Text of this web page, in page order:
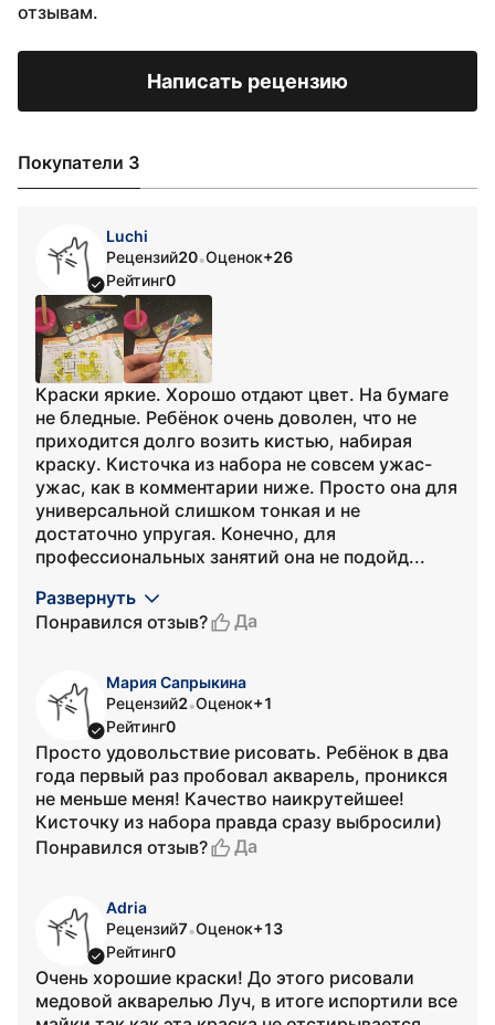
отзывам.
Написать рецензию
Покупатели 3
Luchi
Рецензий20•Оценок+26
Рейтинг0
Краски яркие. Хорошо отдают цвет. На бумаге
не бледные. Ребёнок очень доволен, что не
приходится долго возить кистью, набирая
краску. Кисточка из набора не совсем ужас-
ужас, как в комментарии ниже. Просто она для
универсальной слишком тонкая и не
достаточно упругая. Конечно, для
профессиональных занятий она не подойд...
Развернуть
Понравился отзыв?
Да
Мария Сапрыкина
Рецензий2•Оценок+1
Рейтинг0
Просто удовольствие рисовать. Ребёнок в два
года первый раз пробовал акварель, проникся
не меньше меня! Качество наикрутейшее!
Кисточку из набора правда сразу выбросили)
Понравился отзыв?
Да
Adria
Рецензий7•Оценок+13
Рейтинг0
Очень хорошие краски! До этого рисовали
медовой акварелью Луч, в итоге испортили все